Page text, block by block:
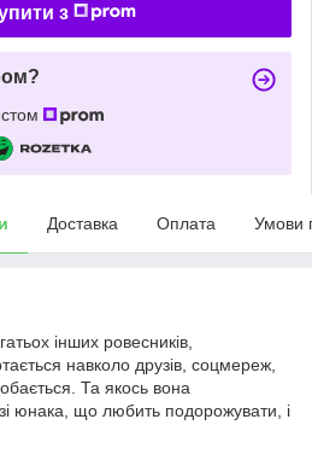
з
Доставка Оплата Умови
інших ровесників,
навколо друзів, соцмереж,
Та якось вона
юнака, що любить подорожувати, і